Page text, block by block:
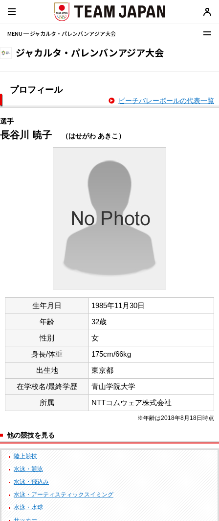
MENU ─ ジャカルタ・パレンバンアジア大会
ジャカルタ・パレンバンアジア大会
プロフィール
ビーチバレーボールの代表一覧
選手
長谷川 暁子 （はせがわ あきこ）
生年月日
1985年11月30日
年齢
32歳
性別
女
身長/体重
175cm/66kg
出生地
東京都
在学校名/最終学歴
青山学院大学
所属
NTTコムウェア株式会社
※年齢は2018年8月18日時点
他の競技を見る
陸上競技
水泳・競泳
水泳・飛込み
水泳・アーティスティックスイミング
水泳・水球